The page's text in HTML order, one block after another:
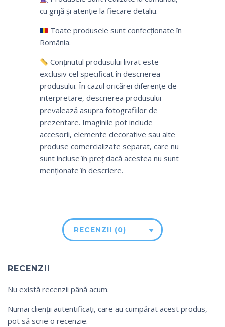
cu grijă și atenție la fiecare detaliu.
Toate produsele sunt confecționate în
România.
Conținutul produsului livrat este
exclusiv cel specificat în descrierea
produsului. În cazul oricărei diferențe de
interpretare, descrierea produsului
prevalează asupra fotografiilor de
prezentare. Imaginile pot include
accesorii, elemente decorative sau alte
produse comercializate separat, care nu
sunt incluse în preț dacă acestea nu sunt
menționate în descriere.
RECENZII (0)
RECENZII
Nu există recenzii până acum.
Numai clienții autentificați, care au cumpărat acest produs,
pot să scrie o recenzie.